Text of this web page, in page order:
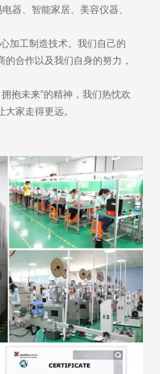
器、智能家居、美容仪器、
加工制造技术。我们自己的
合作以及我们自身的努力，
抱未来”的精神，我们热忱欢
家走得更远。